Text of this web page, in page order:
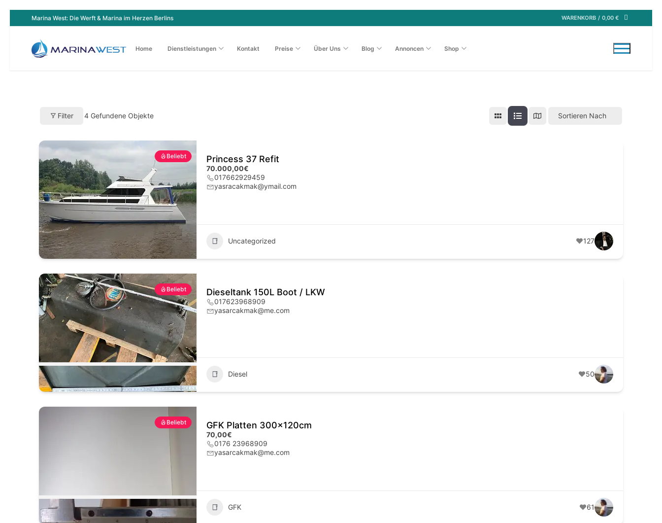
Inhalt
springen
Marina West: Die Werft & Marina im Herzen Berlins WARENKORB / 0,00€
Home Dienstleistungen Kontakt Preise Über Uns Blog Annoncen Shop
Filter 4 Gefundene Objekte Sortieren Nach
Beliebt Princess 37 Refit
70.000,00€
017662929459
yasracakmak@ymail.com
Uncategorized 127
Beliebt Dieseltank 150L Boot / LKW
017623968909
yasarcakmak@me.com
Diesel 50
Beliebt GFK Platten 300x120cm
70,00€
0176 23968909
yasarcakmak@me.com
GFK 61